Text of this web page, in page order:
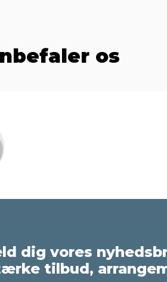
os
dig vores
tilbud,